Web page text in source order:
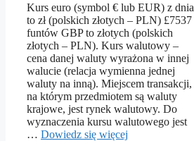
Kurs euro (symbol € lub EUR) z dnia
to zł (polskich złotych – PLN) £7537
funtów GBP to złotych (polskich
złotych – PLN). Kurs walutowy –
cena danej waluty wyrażona w innej
walucie (relacja wymienna jednej
waluty na inną). Miejscem transakcji,
na którym przedmiotem są waluty
krajowe, jest rynek walutowy. Do
wyznaczenia kursu walutowego jest
… Dowiedz się więcej